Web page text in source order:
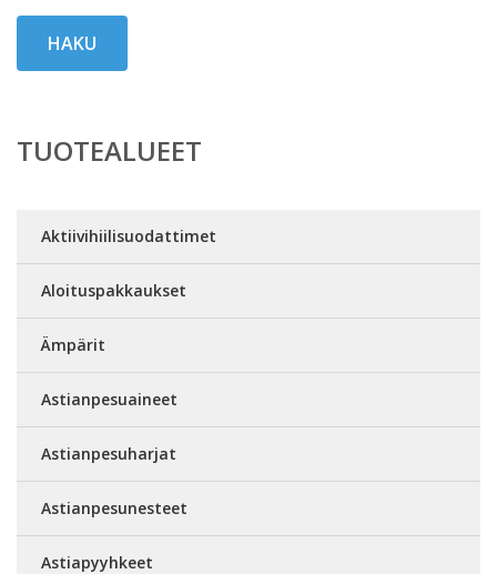
HAKU
TUOTEALUEET
Aktiivihiilisuodattimet
Aloituspakkaukset
Ämpärit
Astianpesuaineet
Astianpesuharjat
Astianpesunesteet
Astiapyyhkeet